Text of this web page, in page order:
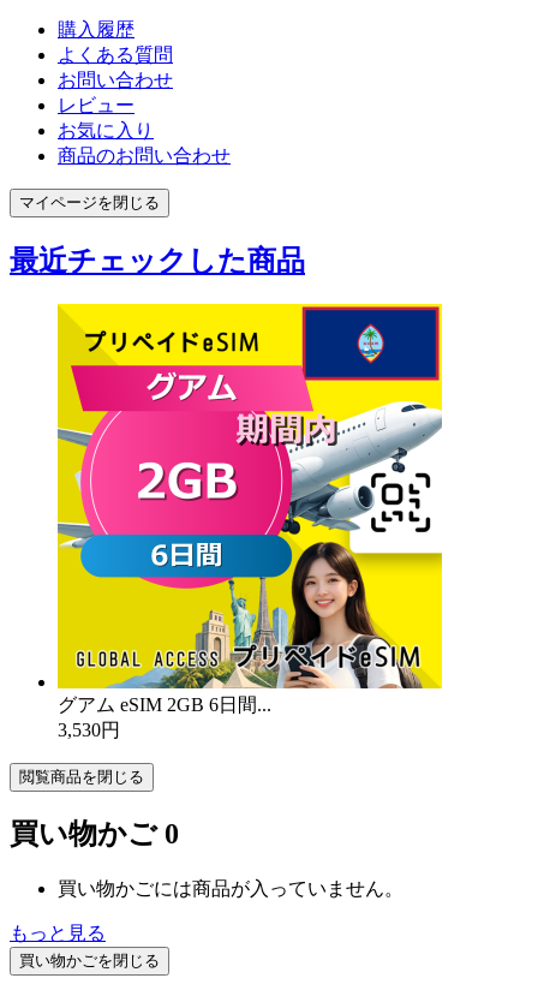
購入履歴
よくある質問
お問い合わせ
レビュー
お気に入り
商品のお問い合わせ
マイページを閉じる
最近チェックした商品
グアム eSIM 2GB 6日間...
3,530円
閲覧商品を閉じる
買い物かご 0
買い物かごには商品が入っていません。
もっと見る
買い物かごを閉じる